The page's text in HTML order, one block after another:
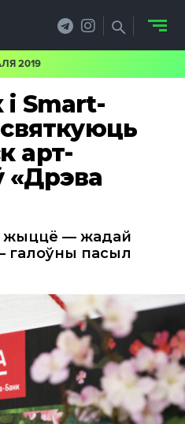
Smart-
арт-
«Дрэва
жыццё — жадай
галоўны пасыл
2019
И